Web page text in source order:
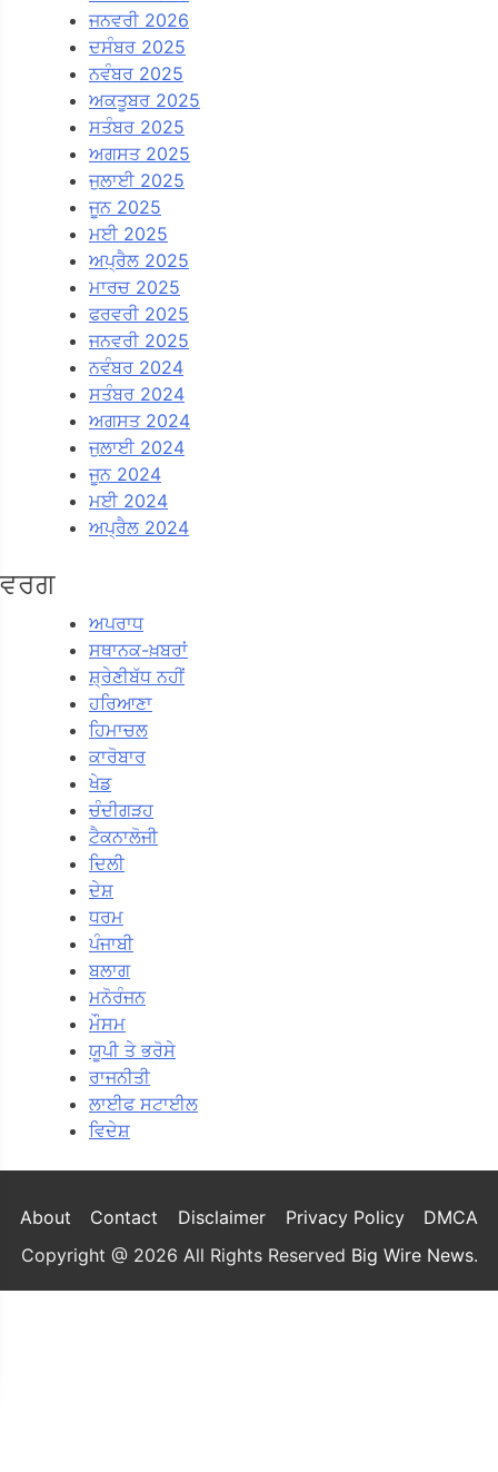
ਜਨਵਰੀ 2026
ਦਸੰਬਰ 2025
ਨਵੰਬਰ 2025
ਅਕਤੂਬਰ 2025
ਸਤੰਬਰ 2025
ਅਗਸਤ 2025
ਜੁਲਾਈ 2025
ਜੂਨ 2025
ਮਈ 2025
ਅਪ੍ਰੈਲ 2025
ਮਾਰਚ 2025
ਫਰਵਰੀ 2025
ਜਨਵਰੀ 2025
ਨਵੰਬਰ 2024
ਸਤੰਬਰ 2024
ਅਗਸਤ 2024
ਜੁਲਾਈ 2024
ਜੂਨ 2024
ਮਈ 2024
ਅਪ੍ਰੈਲ 2024
ਵਰਗ
ਅਪਰਾਧ
ਸਥਾਨਕ-ਖ਼ਬਰਾਂ
ਸ਼੍ਰੇਣੀਬੱਧ ਨਹੀਂ
ਹਰਿਆਣਾ
ਹਿਮਾਚਲ
ਕਾਰੋਬਾਰ
ਖੇਡ
ਚੰਦੀਗੜਹ
ਟੈਕਨਾਲੋਜੀ
ਦਿਲੀ
ਦੇਸ਼
ਧਰਮ
ਪੰਜਾਬੀ
ਬਲਾਗ
ਮਨੋਰੰਜਨ
ਮੌਸਮ
ਯੂਪੀ ਤੇ ਭਰੋਸੇ
ਰਾਜਨੀਤੀ
ਲਾਈਫ ਸਟਾਈਲ
ਵਿਦੇਸ਼
About Contact Disclaimer Privacy Policy
DMCA
Copyright @ 2026 All Rights Reserved Big Wire News.